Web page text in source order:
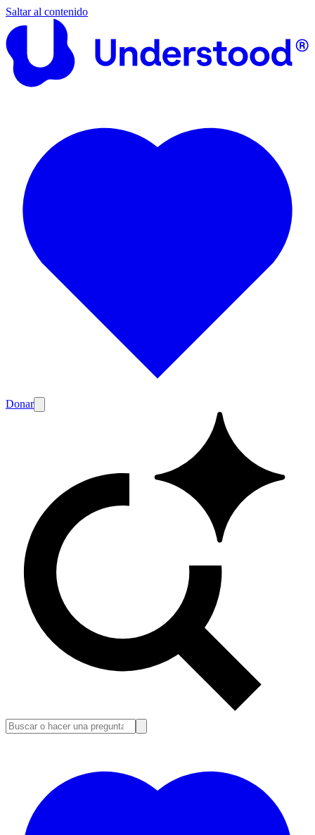
Saltar al contenido
Donar